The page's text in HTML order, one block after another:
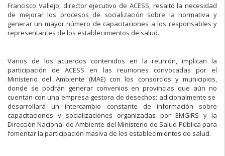
Francisco Vallejo, director ejecutivo de ACESS, resaltó la necesidad
de mejorar los procesos de socialización sobre la normativa y
generar un mayor número de capacitaciones a los responsables y
representantes de los establecimientos de salud.
Varios de los acuerdos contenidos en la reunión, implican la
participación de ACESS en las reuniones convocadas por el
Ministerio del Ambiente (MAE) con los consorcios y municipios,
donde se podrán generar convenios en provincias que aún no
cuentan con una empresa gestora de desechos; adicionalmente se
desarrollará un intercambio constante de información sobre
capacitaciones y socializaciones organizadas por EMGIRS y la
Dirección Nacional de Ambiente del Ministerio de Salud Pública para
fomentar la participación masiva de los establecimientos de salud.